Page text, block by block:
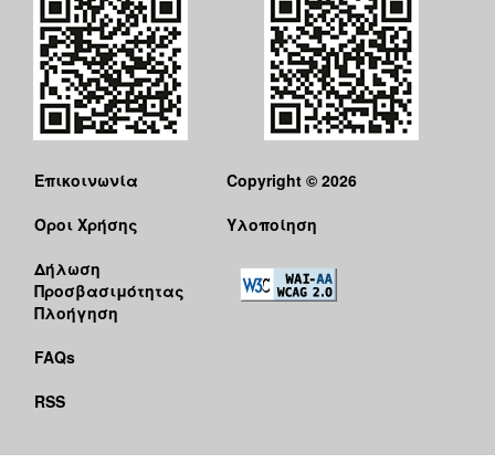
Επικοινωνία
Όροι Χρήσης
Δήλωση
Προσβασιμότητας
Πλοήγηση
FAQs
RSS
Copyright © 2026
Υλοποίηση